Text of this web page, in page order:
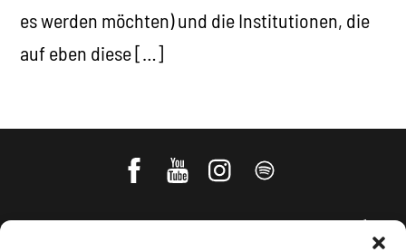
es werden möchten) und die Institutionen, die
auf eben diese […]